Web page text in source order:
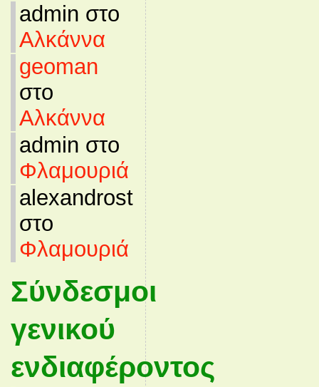
admin στο
Αλκάννα
geoman
στο
Αλκάννα
admin στο
Φλαμουριά
alexandrost
στο
Φλαμουριά
Σύνδεσμοι
γενικού
ενδιαφέροντος